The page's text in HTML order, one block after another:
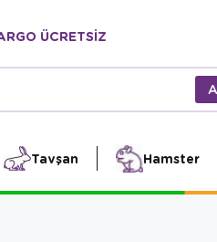
ÜCRETSİZ
Tavşan Hamster